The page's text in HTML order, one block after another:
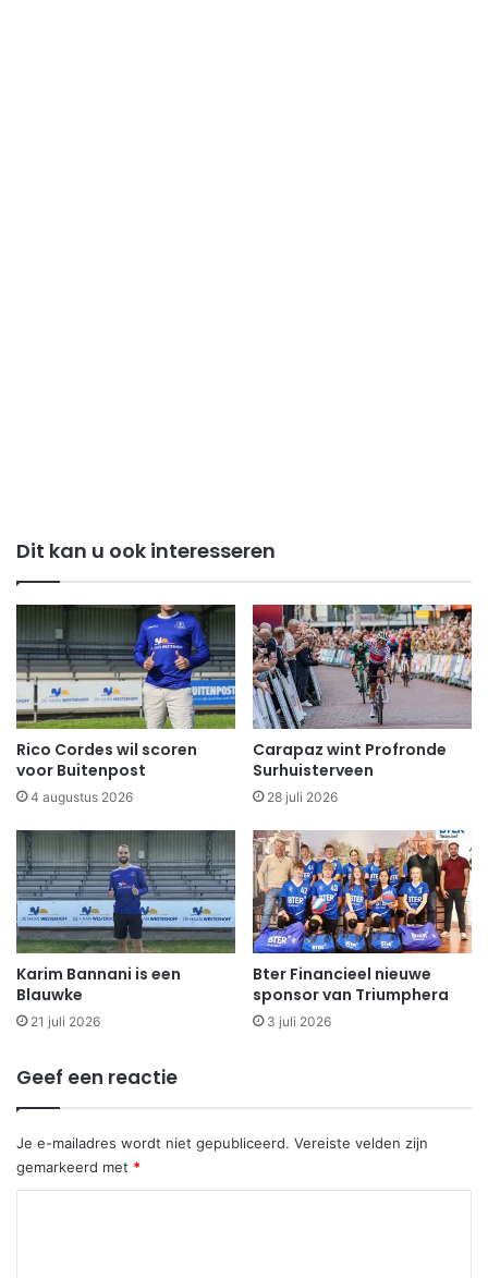
Dit kan u ook interesseren
Rico Cordes wil scoren
voor Buitenpost
4 augustus 2026
Carapaz wint Profronde
Surhuisterveen
28 juli 2026
Karim Bannani is een
Blauwke
21 juli 2026
Bter Financieel nieuwe
sponsor van Triumphera
3 juli 2026
Geef een reactie
Je e-mailadres wordt niet gepubliceerd. Vereiste velden zijn
gemarkeerd met *